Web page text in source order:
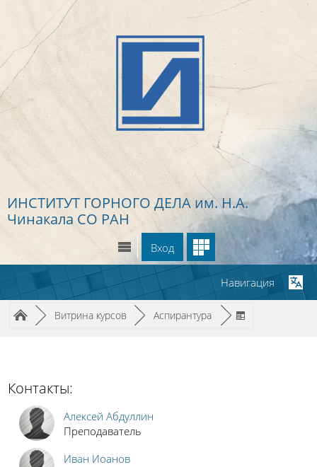
Перейти к основному содержанию
ИНСТИТУТ ГОРНОГО ДЕЛА им. Н.А.
Чинакала СО РАН
Вход
Путь к странице
/► Витрина курсов /► Аспирантура /►
Контакты:
Алексей Абдуллин
Преподаватель
Иван Иоанов
Навигация